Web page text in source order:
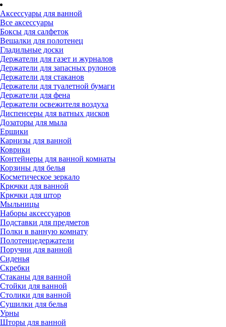
Аксессуары для ванной
Все аксессуары
Боксы для салфеток
Вешалки для полотенец
Гладильные доски
Держатели для газет и журналов
Держатели для запасных рулонов
Держатели для стаканов
Держатели для туалетной бумаги
Держатели для фена
Держатели освежителя воздуха
Диспенсеры для ватных дисков
Дозаторы для мыла
Ершики
Карнизы для ванной
Коврики
Контейнеры для ванной комнаты
Корзины для белья
Косметическое зеркало
Крючки для ванной
Крючки для штор
Мыльницы
Наборы аксессуаров
Подставки для предметов
Полки в ванную комнату
Полотенцедержатели
Поручни для ванной
Сиденья
Скребки
Стаканы для ванной
Стойки для ванной
Столики для ванной
Сушилки для белья
Урны
Шторы для ванной